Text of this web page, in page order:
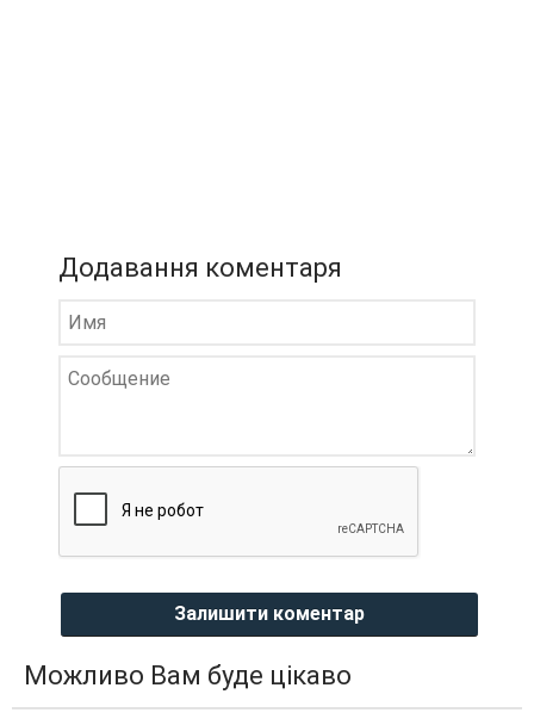
Додавання коментаря
Залишити коментар
Можливо Вам буде цікаво